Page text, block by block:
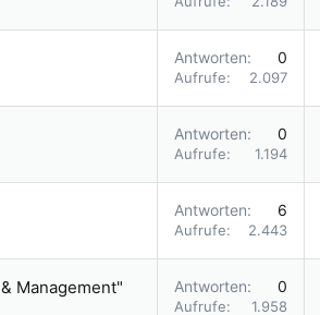
Antworten 0
Aufrufe 2.097
Antworten 0
Aufrufe 1.194
Antworten 6
Aufrufe 2.443
Management" Antworten 0
Aufrufe 1.958